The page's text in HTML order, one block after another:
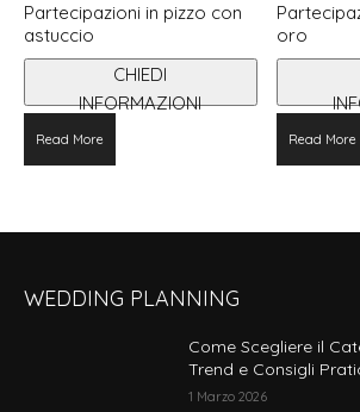
possono
scelte
nella
del
Partecipazioni in pizzo con
astuccio
CHIEDI
INFORMAZIONI
Read More
oro
Read More
WEDDING PLANNING
Come Scegliere il
Trend e Consigli
1 Marzo 2026